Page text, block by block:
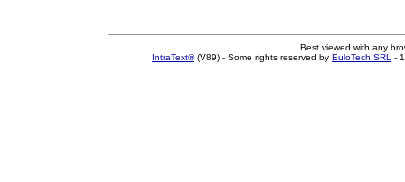
Best viewed with any
IntraText®(V89) - Some rights reserved by EuloTech SRL -